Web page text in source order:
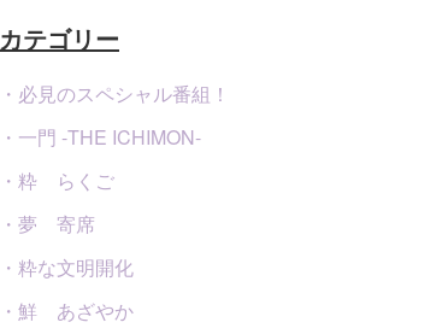
カテゴリー
・必見のスペシャル番組！
・一門 -THE ICHIMON-
・粋 らくご
・夢 寄席
・粋な文明開化
・鮮 あざやか